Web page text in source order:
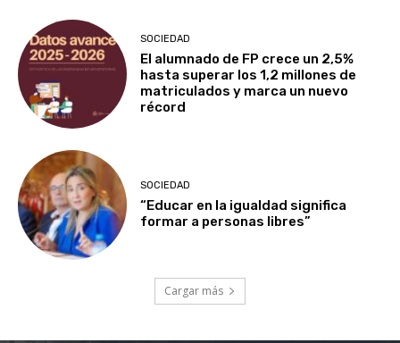
SOCIEDAD
El alumnado de FP crece un 2,5%
hasta superar los 1,2 millones de
matriculados y marca un nuevo
récord
SOCIEDAD
“Educar en la igualdad significa
formar a personas libres”
Cargar más